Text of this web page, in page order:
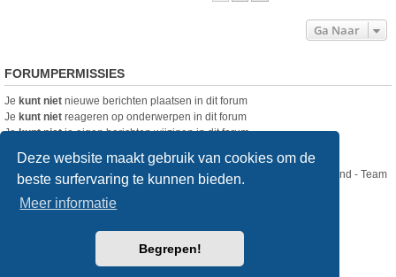
Deze website maakt gebruik van cookies om de
beste surfervaring te kunnen bieden.
Meer informatie
Begrepen!
Ga Naar
FORUMPERMISSIES
Je kunt niet nieuwe berichten plaatsen in dit forum
Je kunt niet reageren op onderwerpen in dit forum
Jekunt nietje eigen berichten wijzigen in dit forum
Nikon Club Nederland - Team
Forum
Copyright © Nikon Club Nederland 2023
® Forum Software © phpBB Limited
created by INVENTEA & v12mike